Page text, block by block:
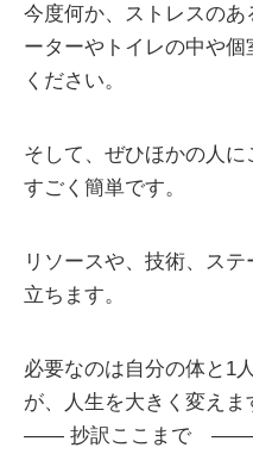
今度何か、ストレスの
ーターやトイレの中や
ください。
そして、ぜひほかの人に
すごく簡単です。
リソースや、技術、ス
立ちます。
必要なのは自分の体と1
が、人生を大きく変えま
—— 抄訳ここまで